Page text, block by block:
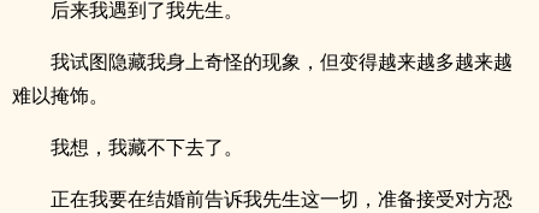
后来我遇到了我先生。
我试图隐藏我身上奇怪的现象，但变得越来越多越来越
难以掩饰。
我想，我藏不下去了。
正在我要在结婚前告诉我先生这一切，准备接受对方恐